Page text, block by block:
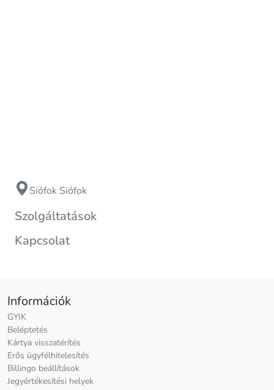
Siófok Siófok
Szolgáltatások
Kapcsolat
Információk
GYIK
Beléptetés
Kártya visszatérítés
Erős ügyfélhitelesítés
Billingo beállítások
Jegyértékesítési helyek